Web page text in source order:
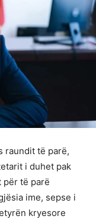
raundit të parë,
i duhet pak
për të parë
ime, sepse i
kryesore